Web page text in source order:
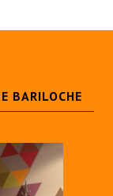
BARILOCHE